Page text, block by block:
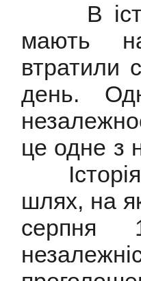
В
мають
втратили
день.
це одне з
Історія
шлях, на
серпня